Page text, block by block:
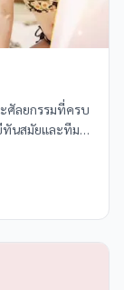
ะศัลยกรรมที่ครบ
ทันสมัยและทีม